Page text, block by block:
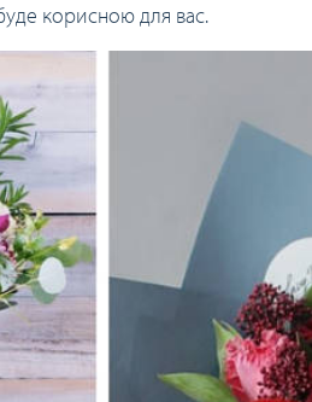
корисною для вас.